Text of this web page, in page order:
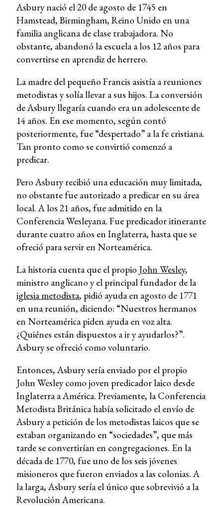
Asbury nació el 20 de agosto de 1745 en
Hamstead, Birmingham, Reino Unido en una
familia anglicana de clase trabajadora. No
obstante, abandonó la escuela a los 12 años para
convertirse en aprendiz de herrero.
La madre del pequeño Francis asistía a reuniones
metodistas y solía llevar a sus hijos. La conversión
de Asbury llegaría cuando era un adolescente de
14 años. En ese momento, según contó
posteriormente, fue “despertado” a la fe cristiana.
Tan pronto como se convirtió comenzó a
predicar.
Pero Asbury recibió una educación muy limitada,
no obstante fue autorizado a predicar en su área
local. A los 21 años, fue admitido en la
Conferencia Wesleyana. Fue predicador itinerante
durante cuatro años en Inglaterra, hasta que se
ofreció para servir en Norteamérica.
La historia cuenta que el propio John Wesley,
ministro anglicano y el principal fundador de la
iglesia metodista, pidió ayuda en agosto de 1771
en una reunión, diciendo: “Nuestros hermanos
en Norteamérica piden ayuda en voz alta.
¿Quiénes están dispuestos a ir y ayudarlos?”.
Asbury se ofreció como voluntario.
Entonces, Asbury sería enviado por el propio
John Wesley como joven predicador laico desde
Inglaterra a América. Previamente, la Conferencia
Metodista Británica había solicitado el envío de
Asbury a petición de los metodistas laicos que se
estaban organizando en “sociedades”, que más
tarde se convertirían en congregaciones. En la
década de 1770, fue uno de los seis jóvenes
misioneros que fueron enviados a las colonias. A
la larga, Asbury sería el único que sobrevivió a la
Revolución Americana.